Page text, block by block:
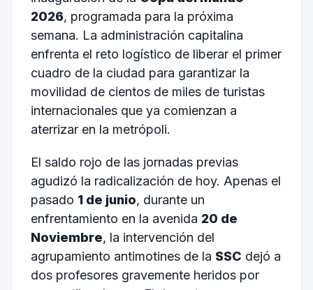
2026, programada para la próxima
semana. La administración capitalina
enfrenta el reto logístico de liberar el primer
cuadro de la ciudad para garantizar la
movilidad de cientos de miles de turistas
internacionales que ya comienzan a
aterrizar en la metrópoli.
El saldo rojo de las jornadas previas
agudizó la radicalización de hoy. Apenas el
pasado 1 de junio, durante un
enfrentamiento en la avenida 20 de
Noviembre, la intervención del
agrupamiento antimotines de la SSC dejó a
dos profesores gravemente heridos por